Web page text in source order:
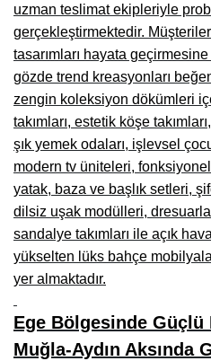
Karabağlar Mobilyacıları, Mobilya
Aydın Mobilya Mağazaları,
Bilecik Mobilyacılar, Mobilya
Çorum Mobilyacılar, Mobilya
Denizli Mobilyacılar, Mobilya
Adıyaman Mobilyacılar, Mobilya
Ağrı Mobilyacılar, Mobilya
Edirne Mobilyacilar, Mobilya
Yozgat Mobilya Mağazaları,
uzman teslimat ekipleriyle
gerçekleştirmektedir.
tasarımları hayata
gözde trend kreasyonları
zengin koleksiyon dökümleri
takımları, estetik köşe
şık yemek odaları, işlevsel
modern tv üniteleri,
yatak, baza ve başlık setleri,
dilsiz uşak modülleri,
sandalye takımları ile açık
yükselten lüks bahçe
yer almaktadır.
Ege Bölgesinde Güçlü
Muğla-Aydın Aksında